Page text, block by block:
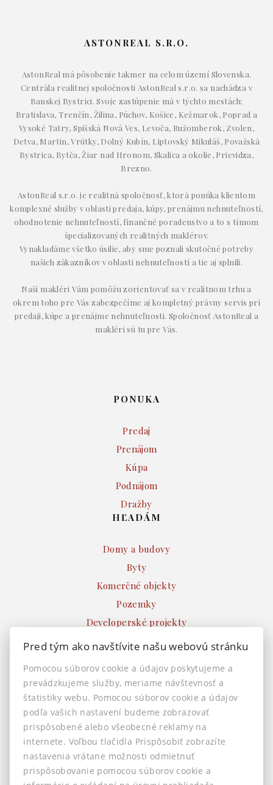
ASTONREAL S.R.O.
AstonReal má pôsobenie takmer na celom území Slovenska.
Centrála realitnej spoločnosti AstonReal s.r.o. sa nachádza v
Banskej Bystrici. Svoje zastúpenie má v týchto mestách:
Bratislava, Trenčín, Žilina, Púchov, Košice, Kežmarok, Poprad a
Vysoké Tatry, Spišská Nová Ves, Levoča, Ružomberok, Zvolen,
Detva, Martin, Vrútky, Dolný Kubín, Liptovský Mikuláš, Považská
Bystrica, Bytča, Žiar nad Hronom, Skalica a okolie, Prievidza,
Brezno.
AstonReal s.r.o. je realitná spoločnosť, ktorá ponúka klientom
komplexné služby v oblasti predaja, kúpy, prenájmu nehnuteľností,
ohodnotenie nehnuteľností, finančné poradenstvo a to s tímom
špecializovaných realitných maklérov.
Vynakladáme všetko úsilie, aby sme poznali skutočné potreby
našich zákazníkov v oblasti nehnuteľností a tie aj splnili.
Naši makléri Vám pomôžu zorientovať sa v realitnom trhu a
okrem toho pre Vás zabezpečíme aj kompletný právny servis pri
predaji, kúpe a prenájme nehnuteľnosti. Spoločnosť AstonReal a
makléri sú tu pre Vás.
PONUKA
Predaj
Prenájom
Kúpa
Podnájom
Dražby
HĽADÁM
Domy a budovy
Byty
Komerčné objekty
Pozemky
Developerské projekty
Ostatné
INFO
Makléri
Napíšte nám
Kontakt
Nastavenie cookies
Pred tým ako navštívite našu webovú stránku
Pomocou súborov cookie a údajov poskytujeme a
prevádzkujeme služby, meriame návštevnosť a
štatistiky webu. Pomocou súborov cookie a údajov
podľa vašich nastavení budeme zobrazovať
prispôsobené alebo všeobecné reklamy na
internete. Voľbou tlačidla Prispôsobiť zobrazíte
nastavenia vrátane možnosti odmietnuť
prispôsobovanie pomocou súborov cookie a